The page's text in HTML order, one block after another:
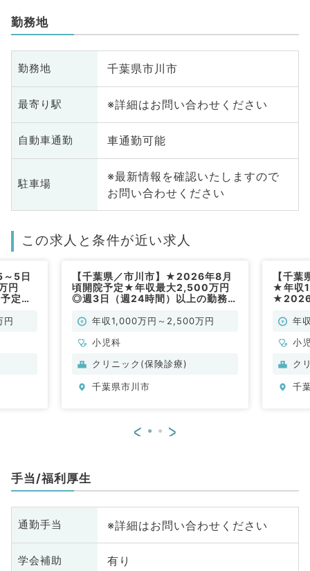
勤務地
勤務地 千葉県市川市
最寄り駅 ※詳細はお問い合わせください
自動車通勤 車通勤可能
駐車場
※最新情報を確認いたしますので
お問い合わせください
この求人と条件が近い求人
5日
円
定の
円
【千葉県／市川市】★2026年8月
頃開院予定★年収最大2,500万円
◎週3日（週24時間）以上の勤務で
クでの募集です！（小児科／常勤）
年収1,000万円～2,500万円
小児科
クリニック(保険診療)
千葉県市川市
【千
★年収
★2026
(小児
年
小
ク
千
< >
手当/福利厚生
通勤手当 ※詳細はお問い合わせください
学会補助 有り